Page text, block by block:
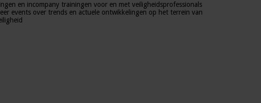
en incompany trainingen voor en met veiligheidsprofessionals
events over trends en actuele ontwikkelingen op het terrein van